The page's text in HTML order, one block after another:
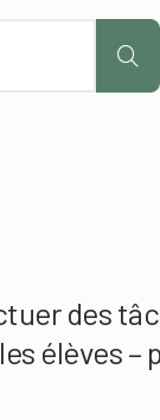
des
élèves –